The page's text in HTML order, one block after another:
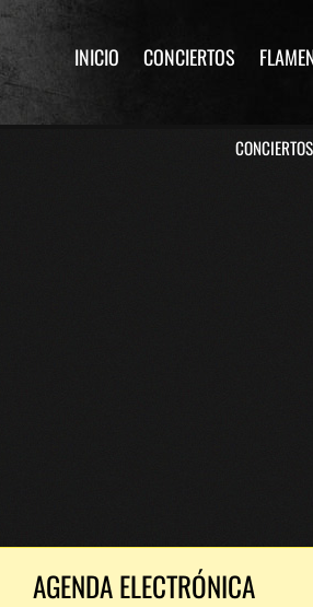
INICIO CONCIERTOS
AGENDA ELECTRÓNICA